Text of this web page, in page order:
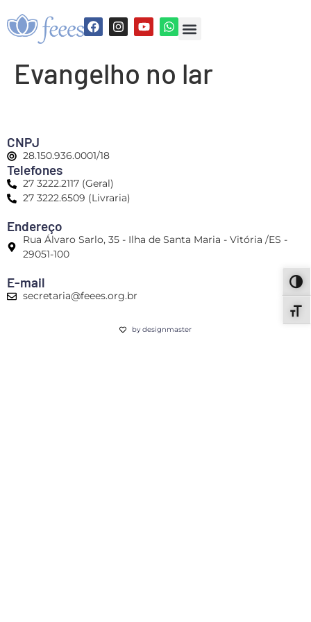
Evangelho no lar
CNPJ
28.150.936.0001/18
Telefones
27 3222.2117 (Geral)
27 3222.6509 (Livraria)
Endereço
Rua Álvaro Sarlo, 35 - Ilha de Santa Maria - Vitória /ES -
29051-100
E-mail
secretaria@feees.org.br
by designmaster